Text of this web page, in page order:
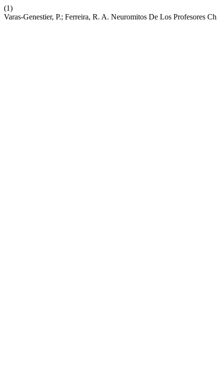
(1)
Varas-Genestier, P.; Ferreira, R. A. Neuromitos De Los Profesores